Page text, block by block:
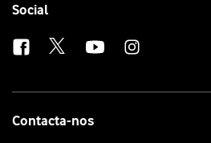
Follow
Social
Contacta-nos